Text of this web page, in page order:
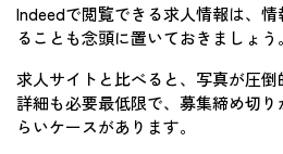
Indeedで閲覧できる求人情報は、
ることも念頭に置いておきましょう。
求人サイトと比べると、写真が圧
詳細も必要最低限で、募集締め切
らいケースがあります。